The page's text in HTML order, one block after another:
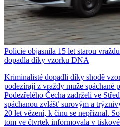
Policie objasnila 15 let starou
dopadla díky vzorku DNA
Kriminalisté dopadli díky shodě
podezírají z vraždy muže spáchané
Podezřelého Čecha zadrželi ve
spáchanou zvlášť surovým a
20 let vězení, k činu se nepřiznal.
tom ve čtvrtek informovala v